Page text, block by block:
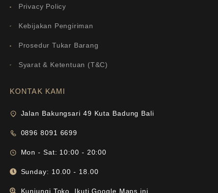
Privacy Policy
Kebijakan Pengiriman
Prosedur Tukar Barang
Syarat & Ketentuan (T&C)
KONTAK KAMI
Jalan Bakungsari 49 Kuta Badung Bali
0896 8091 6699
Mon - Sat: 10:00 - 20:00
Sunday: 10.00 - 18.00
Kunjungi Toko, Ikuti Google Maps ini